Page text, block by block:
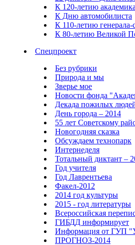
К 120-летию
К Дню автомобилиста
К 110-летию
К 80-летию Великой
Спецпроект
Без рубрики
Природа и мы
Зверье мое
Новости фонда
Декада пожилых
День города – 2014
55 лет Советскому
Новогодняя сказка
Обсуждаем технопарк
Интернеделя
Тотальный диктант –
Год учителя
Год Лаврентьева
Факел-2012
2014 год культуры
2015 - год литературы
Всероссийская
ГИБДД информирует
Информация от ГУП
ПРОГНОЗ-2014